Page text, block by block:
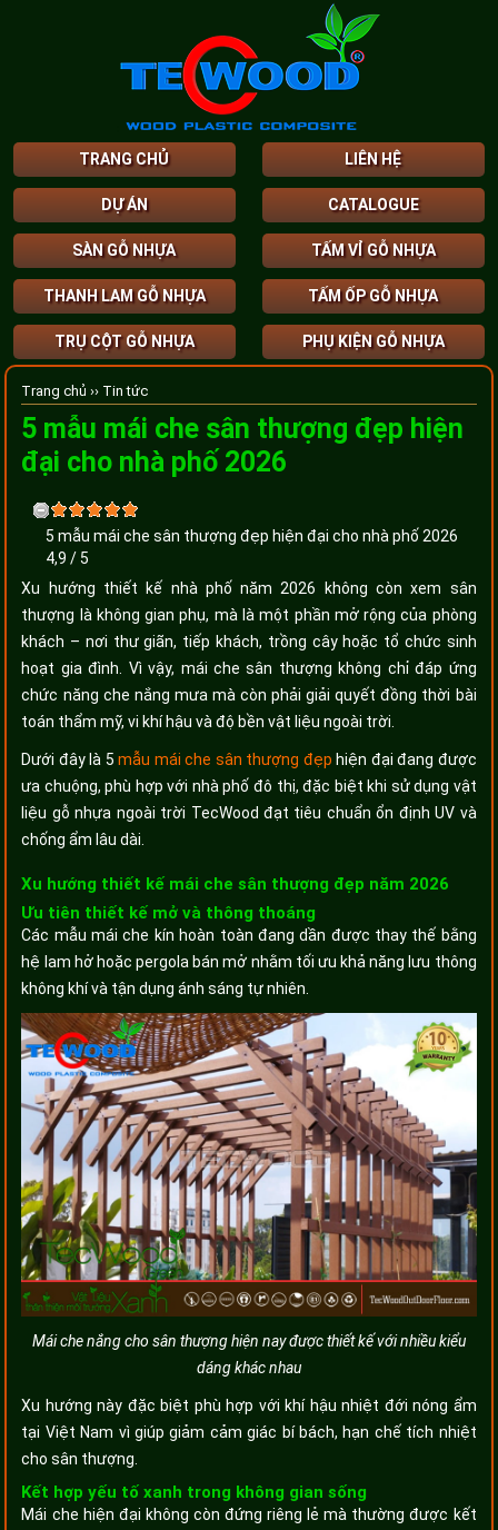
TRANG CHỦ LIÊN HỆ
DỰ ÁN CATALOGUE
SÀN GỖ NHỰA TẤM VỈ GỖ NHỰA
THANH LAM GỖ NHỰA TẤM ỐP GỖ NHỰA
TRỤ CỘT GỖ NHỰA PHỤ KIỆN GỖ NHỰA
Trang chủ ›› Tin tức
5 mẫu mái che sân thượng đẹp hiện
đại cho nhà phố 2026
5 mẫu mái che sân thượng đẹp hiện đại cho nhà phố 2026
4,9 / 5
Xu hướng thiết kế nhà phố năm 2026 không còn xem sân
thượng là không gian phụ, mà là một phần mở rộng của phòng
khách – nơi thư giãn, tiếp khách, trồng cây hoặc tổ chức sinh
hoạt gia đình. Vì vậy, mái che sân thượng không chỉ đáp ứng
chức năng che nắng mưa mà còn phải giải quyết đồng thời bài
toán thẩm mỹ, vi khí hậu và độ bền vật liệu ngoài trời.
Dưới đây là 5mẫu mái che sân thượng đẹp hiện đại đang được
ưa chuộng, phù hợp với nhà phố đô thị, đặc biệt khi sử dụng vật
liệu gỗ nhựa ngoài trời TecWood đạt tiêu chuẩn ổn định UV và
chống ẩm lâu dài.
Xu hướng thiết kế mái che sân thượng đẹp năm 2026
Ưu tiên thiết kế mở và thông thoáng
Các mẫu mái che kín hoàn toàn đang dần được thay thế bằng
hệ lam hở hoặc pergola bán mở nhằm tối ưu khả năng lưu thông
không khí và tận dụng ánh sáng tự nhiên.
Mái che nắng cho sân thượng hiện nay được thiết kế với nhiều kiểu
dáng khác nhau
Xu hướng này đặc biệt phù hợp với khí hậu nhiệt đới nóng ẩm
tại Việt Nam vì giúp giảm cảm giác bí bách, hạn chế tích nhiệt
cho sân thượng.
Kết hợp yếu tố xanh trong không gian sống
Mái che hiện đại không còn đứng riêng lẻ mà thường được kết